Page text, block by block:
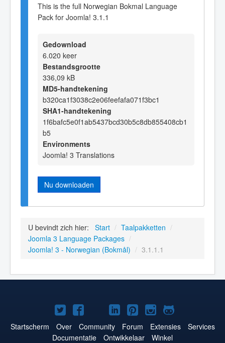
This is the full Norwegian Bokmal Language
Pack for Joomla! 3.1.1
Gedownload
6.020 keer
Bestandsgrootte
336,09 kB
MD5-handtekening
b320ca1f3038c2e06feefafa071f3bc1
SHA1-handtekening
1f6bafc5e0f1ab5437bcd30b5c8db855408cb1
b5
Environments
Joomla! 3 Translations
Nu downloaden
U bevindt zich hier: Start / Taalpakketten /
Joomla 3 Language Packages /
Joomla! 3 - Norwegian (Bokmål) / 3.1.1.1
Joomla!
op
Joomla!
op
Joomla!
op
Joomla!
op
Joomla!
op
Joomla!
op
Joomla!
op
Startscherm Over Community Forum Extensies
Services
Documentatie
Ontwikkelaar Winkel